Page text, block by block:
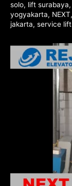
solo, lift surabaya,
yogyakarta, NEXT,
jakarta, service